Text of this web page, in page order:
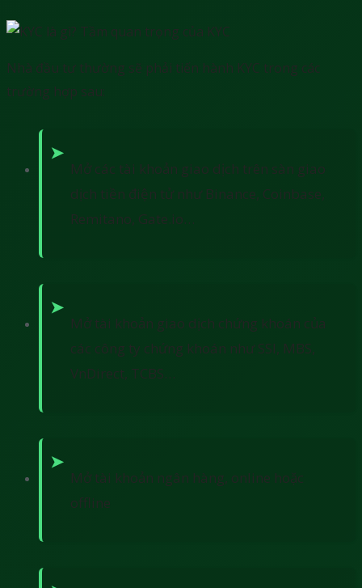
Nhà đầu tư thường sẽ phải tiến hành KYC trong các
trường hợp sau:
Mở các tài khoản giao dịch trên sàn giao
dịch tiền điện tử như Binance, Coinbase,
Remitano, Gate.io…
Mở tài khoản giao dịch chứng khoán của
các công ty chứng khoán như SSI, MBS,
VnDirect, TCBS…
Mở tài khoản ngân hàng, online hoặc
offline